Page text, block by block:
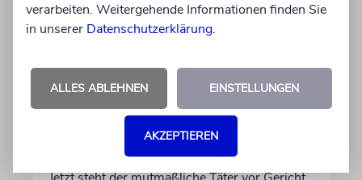
JUSTIZ
Tötung eines Palästinensers
angeklagt
Der getötete Aktivist setzte sich gegen
Siedlergewalt ein und war an dem Oscar-
prämierten Film »No Other Land« beteiligt.
verarbeiten. Weitergehende Informationen finden Sie
in unserer Datenschutzerklärung.
ALLES ABLEHNEN EINSTELLUNGEN
AKZEPTIEREN